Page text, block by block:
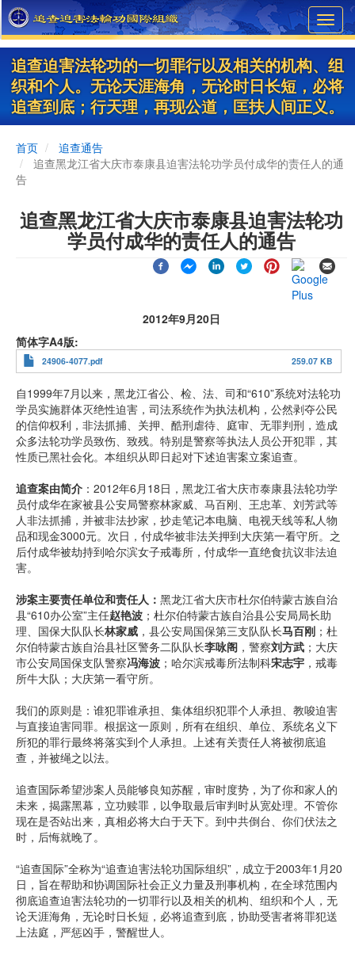
Skip
to
main
content
追查迫害法轮功的一切罪行以及相关的机构、组
织和个人。无论天涯海角，无论时日长短，必将
追查到底；行天理，再现公道，匡扶人间正义。
首页
追查通告
追查黑龙江省大庆市泰康县迫害法轮功学员付成华的责任人的通
告
追查黑龙江省大庆市泰康县迫害法轮功
学员付成华的责任人的通告
2012年9月20日
简体字A4版
24906-4077.pdf 259.07 KB
自1999年7月以来，黑龙江省公、检、法、司和“610”系统对法轮功
学员实施群体灭绝性迫害，司法系统作为执法机构，公然剥夺公民
的信仰权利，非法抓捕、关押、酷刑虐待、庭审、无罪判刑，造成
众多法轮功学员致伤、致残。特别是警察等执法人员公开犯罪，其
性质已黑社会化。本组织从即日起对下述迫害案立案追查。
追查案由简介 ：2012年6月18日，黑龙江省大庆市泰康县法轮功学
员付成华在家被县公安局警察林家威、马百刚、王忠革、刘芳武等
人非法抓捕，并被非法抄家，抄走笔记本电脑、电视天线等私人物
品和现金3000元。次日，付成华被非法关押到大庆第一看守所。之
后付成华被劫持到哈尔滨女子戒毒所，付成华一直绝食抗议非法迫
害。
涉案主要责任单位和责任人： 黑龙江省大庆市杜尔伯特蒙古族自治
县“610办公室”主任赵艳波 ；杜尔伯特蒙古族自治县公安局局长助
理、国保大队队长林家威 ，县公安局国保第三支队队长马百刚 ；杜
尔伯特蒙古族自治县社区警务二队队长李咏阁 ，警察刘方武 ；大庆
市公安局国保支队警察冯海波 ；哈尔滨戒毒所法制科宋志宇 ，戒毒
所牛大队；大庆第一看守所。
我们的原则是：谁犯罪谁承担、集体组织犯罪个人承担、教唆迫害
与直接迫害同罪。根据这一原则，所有在组织、单位、系统名义下
所犯的罪行最终将落实到个人承担。上述有关责任人将被彻底追
查，并被绳之以法。
追查国际希望涉案人员能够良知苏醒，审时度势，为了你和家人的
未来，揭露黑幕，立功赎罪，以争取最后审判时从宽处理。不管你
现在是否站出来，真相必将大白于天下。到中共倒台、你们伏法之
时，后悔就晚了。
“追查国际”全称为“追查迫害法轮功国际组织”，成立于2003年1月20
日，旨在帮助和协调国际社会正义力量及刑事机构，在全球范围内
彻底追查迫害法轮功的一切罪行以及相关的机构、组织和个人，无
论天涯海角，无论时日长短，必将追查到底，协助受害者将罪犯送
上法庭，严惩凶手，警醒世人。